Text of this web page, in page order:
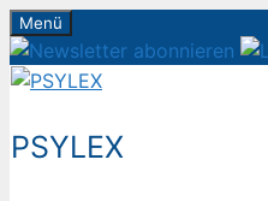
Zum
Inhalt
springen
Menü
PSYLEX